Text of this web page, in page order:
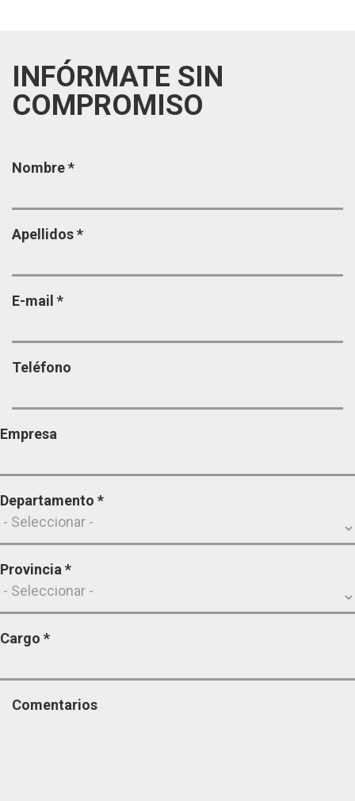
INFÓRMATE SIN
COMPROMISO
Nombre*
Apellidos*
E-mail *
Teléfono
Empresa
Departamento *
Provincia *
Cargo *
Comentarios